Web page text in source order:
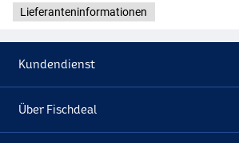
Lieferanteninformationen
Kundendienst
Über Fischdeal